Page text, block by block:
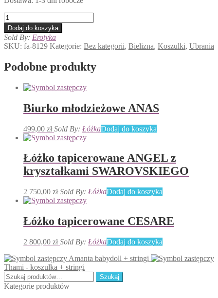
ilość
Lyndsay
|
Koszulka
+
Dodaj do koszyka
Sold By: Erotyka
SKU: fa-8129 Kategorie: Bez kategorii, Bielizna, Koszulki, Ubrania
Podobne produkty
Biurko młodzieżowe ANAS
499,00 zł Sold By: ŁóżkaDodaj do koszyka
Łóżko tapicerowane ANGEL z
kryształkami SWAROVSKIEGO
2 750,00 zł Sold By: ŁóżkaDodaj do koszyka
Łóżko tapicerowane CESARE
2 800,00 zł Sold By: ŁóżkaDodaj do koszyka
Amanta babydoll + stringi
Thami - koszulka + stringi
Szukaj:
Szukaj
Kategorie produktów